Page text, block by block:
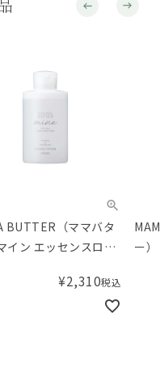
BUTTER（ママバタ
イン エッセンスロー
¥2,310税込
ー